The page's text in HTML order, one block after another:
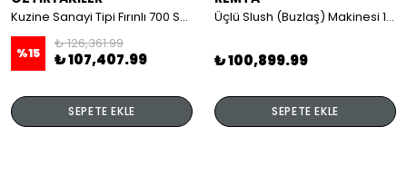
Kuzine Sanayi Tipi Fırınlı 700 Seri Gazlı 4 Açık Ateş 80x70x85 (Lp)-2X6Kw+2X7,5Kw+6Kw Elektrikli Fırın
%15
₺ 126,361.99
₺ 107,407.99
SEPETE EKLE
Üçlü Slush (Buzlaş) Makinesi 12+12+12 lt
₺ 100,899.99
SEPETE EKLE